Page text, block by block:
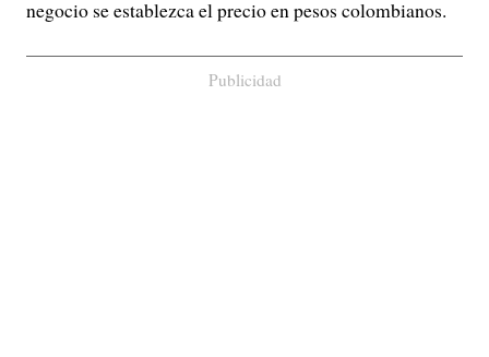
negocio se establezca el precio en pesos colombianos.
Publicidad